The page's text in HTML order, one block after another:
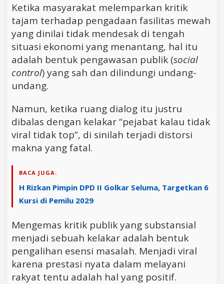
Ketika masyarakat melemparkan kritik
tajam terhadap pengadaan fasilitas mewah
yang dinilai tidak mendesak di tengah
situasi ekonomi yang menantang, hal itu
adalah bentuk pengawasan publik (social
control) yang sah dan dilindungi undang-
undang.
Namun, ketika ruang dialog itu justru
dibalas dengan kelakar “pejabat kalau tidak
viral tidak top”, di sinilah terjadi distorsi
makna yang fatal.
BACA JUGA:
H Rizkan Pimpin DPD II Golkar Seluma, Targetkan 6
Kursi di Pemilu 2029
Mengemas kritik publik yang substansial
menjadi sebuah kelakar adalah bentuk
pengalihan esensi masalah. Menjadi viral
karena prestasi nyata dalam melayani
rakyat tentu adalah hal yang positif.